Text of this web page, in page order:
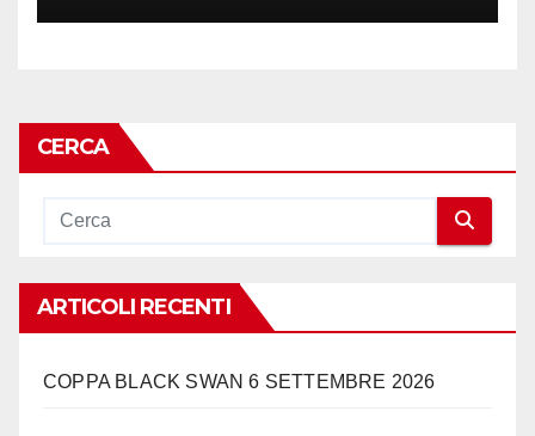
CERCA
ARTICOLI RECENTI
COPPA BLACK SWAN 6 SETTEMBRE 2026